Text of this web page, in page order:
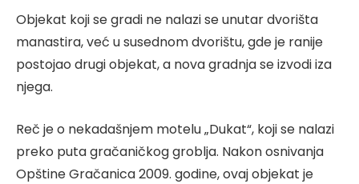
Objekat koji se gradi ne nalazi se unutar dvorišta
manastira, već u susednom dvorištu, gde je ranije
postojao drugi objekat, a nova gradnja se izvodi iza
njega.
Reč je o nekadašnjem motelu „Dukat“, koji se nalazi
preko puta gračaničkog groblja. Nakon osnivanja
Opštine Gračanica 2009. godine, ovaj objekat je